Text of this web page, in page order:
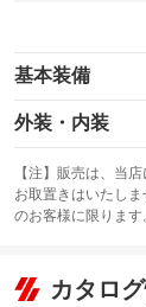
基本装備
エアバッグ：
：装備あり
：装備なし
サンルーフ
：装備なし
リフトアップ
：装備なし
外装・内装
カーナビ
：装備なし
TV
：装備なし
ビジュアル
：装備なし
【注】販売は、当
お取置きはいたし
のお客様に限ります
カタロ